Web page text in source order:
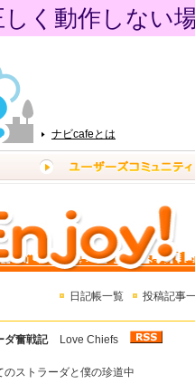
く動作しない
ナビcafeとは
日記帳一覧 投稿記事
ダ奮戦記 Love Chiefs
のストラーダと僕の珍道中